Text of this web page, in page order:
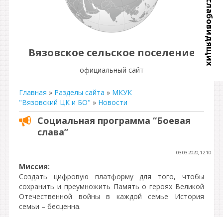
Вязовское сельское поселение
официальный сайт
Главная » Разделы сайта » МКУК
"Вязовский ЦК и БО" » Новости
Социальная программа “Боевая
слава”
03.03.2020, 12:10
Миссия:
Создать цифровую платформу для того, чтобы
сохранить и преумножить Память о героях Великой
Отечественной войны в каждой семье История
семьи – бесценна.